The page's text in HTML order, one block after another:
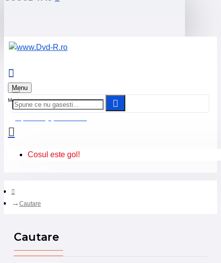
Menu
Cosul este gol!
Cautare
Cautare